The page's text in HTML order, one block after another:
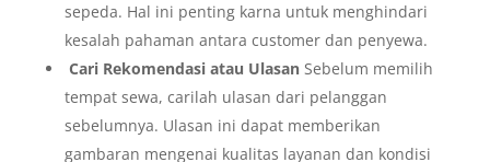
sepeda. Hal ini penting karna untuk menghindari
kesalah pahaman antara customer dan penyewa.
Cari Rekomendasi atau UlasanSebelum memilih
tempat sewa, carilah ulasan dari pelanggan
sebelumnya. Ulasan ini dapat memberikan
gambaran mengenai kualitas layanan dan kondisi